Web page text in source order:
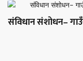
संविधान संशोधन–